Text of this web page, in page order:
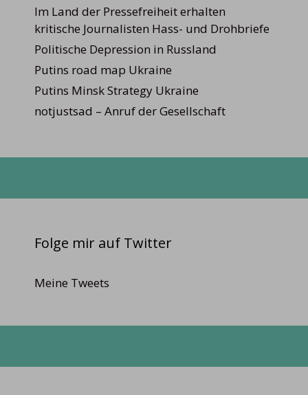
Im Land der Pressefreiheit erhalten
kritische Journalisten Hass- und Drohbriefe
Politische Depression in Russland
Putins road map Ukraine
Putins Minsk Strategy Ukraine
notjustsad – Anruf der Gesellschaft
Folge mir auf Twitter
Meine Tweets